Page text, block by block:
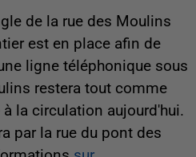
de la rue des Moulins
est en place afin de
ligne téléphonique sous
restera tout comme
la circulation aujourd'hui.
par la rue du pont des